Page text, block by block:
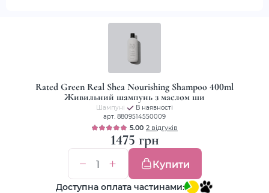
Rated Green Real Shea Nourishing Shampoo 400ml
Живильний шампунь з маслом ши
Шампуні
В наявності
арт. 8809514550009
5.00 2 відгуків
1475 грн
Купити
Доступна оплата частинами: